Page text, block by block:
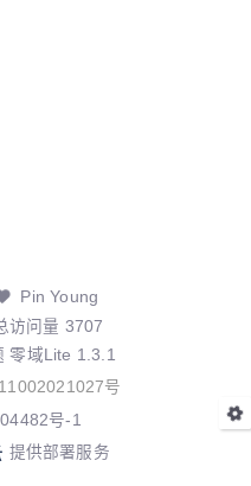
Pin Young
访问量 3707
零域Lite 1.3.1
号
号-1
提供部署服务